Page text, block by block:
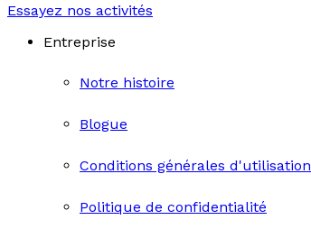
Essayez nos activités
Entreprise
Notre histoire
Blogue
Conditions générales d'utilisation
Politique de confidentialité